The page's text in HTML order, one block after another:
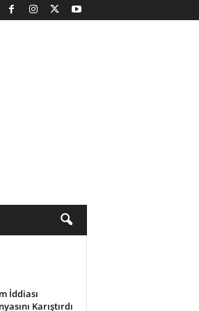
İddiası
Karıştırdı